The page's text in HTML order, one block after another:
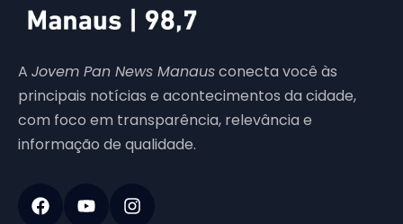
A Jovem Pan News Manausconecta você às
principais notícias e acontecimentos da cidade,
com foco em transparência, relevância e
informação de qualidade.